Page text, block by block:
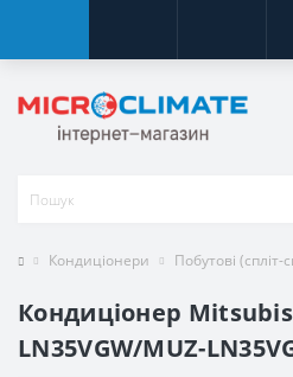
Кондиціонери Побутові (спліт-
Кондиціонер
LN35VGW/MUZ-